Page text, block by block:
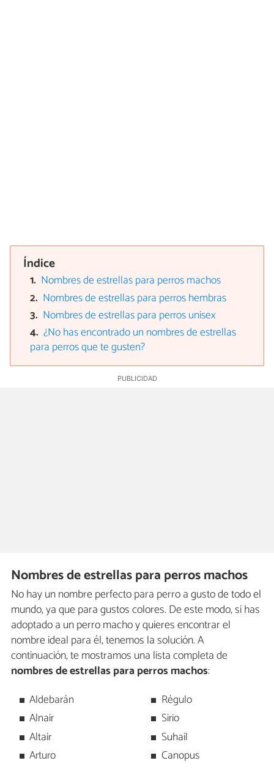
Índice
Nombres de estrellas para perros machos
Nombres de estrellas para perros hembras
Nombres de estrellas para perros unisex
¿No has encontrado un nombres de estrellas
para perros que te gusten?
Nombres de estrellas para perros machos
No hay un nombre perfecto para perro a gusto de todo el
mundo, ya que para gustos colores. De este modo, si has
adoptado a un perro macho y quieres encontrar el
nombre ideal para él, tenemos la solución. A
continuación, te mostramos una lista completa de
nombres de estrellas para perros machos:
Aldebarán
Alnair
Altair
Arturo
Régulo
Sirio
Suhail
Canopus